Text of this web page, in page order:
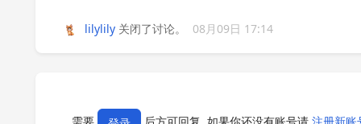
lilylily 关闭了讨论。 08月09日 17:14